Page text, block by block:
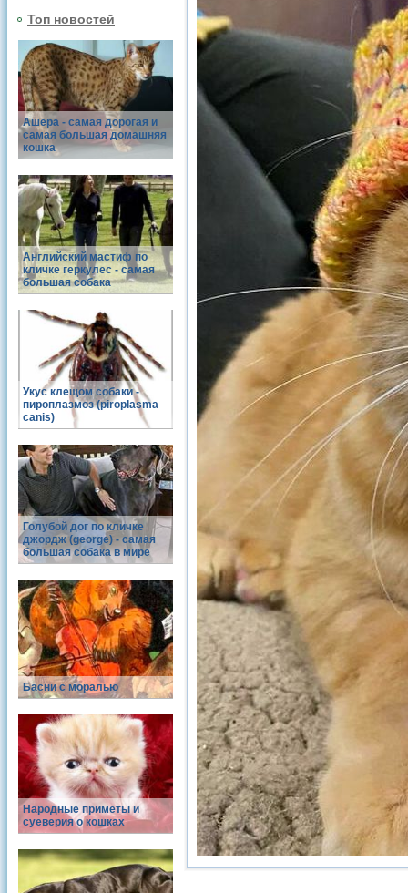
Топ новостей
Ашера - самая дорогая и
самая большая домашняя
кошка
Английский мастиф по
кличке геркулес - самая
большая собака
Укус клещом собаки -
пироплазмоз (piroplasma
canis)
Голубой дог по кличке
джордж (george) - самая
большая собака в мире
Басни с моралью
Народные приметы и
суеверия о кошках